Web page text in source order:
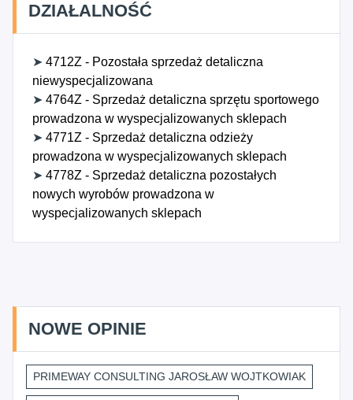
DZIAŁALNOŚĆ
➤ 4712Z - Pozostała sprzedaż detaliczna
niewyspecjalizowana
➤ 4764Z - Sprzedaż detaliczna sprzętu sportowego
prowadzona w wyspecjalizowanych sklepach
➤ 4771Z - Sprzedaż detaliczna odzieży
prowadzona w wyspecjalizowanych sklepach
➤ 4778Z - Sprzedaż detaliczna pozostałych
nowych wyrobów prowadzona w
wyspecjalizowanych sklepach
NOWE OPINIE
PRIMEWAY CONSULTING JAROSŁAW WOJTKOWIAK